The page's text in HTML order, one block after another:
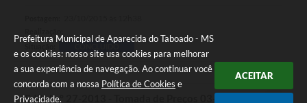
Prefeitura Municipal de Aparecida do Taboado - MS
e os cookies: nosso site usa cookies para melhorar
a sua experiência de navegação. Ao continuar você
concorda com a nossa Política de Cookies e
Privacidade.
ACEITAR
CONCLUÍDO
Edital nº 27-2013 - Tomada de Preços 03-2013 -